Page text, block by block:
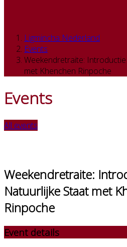
Ligmincha Nederland
Events
Weekendretraite:
met Khenchen Rinpoche
Events
All events
Weekendretraite:
Natuurlijke Staat met
Rinpoche
Event details